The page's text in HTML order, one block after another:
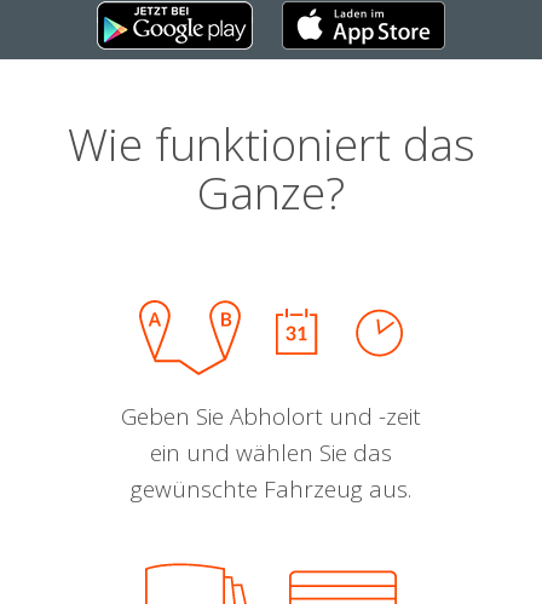
Wie funktioniert das
Ganze?
Geben Sie Abholort und -zeit
ein und wählen Sie das
gewünschte Fahrzeug aus.